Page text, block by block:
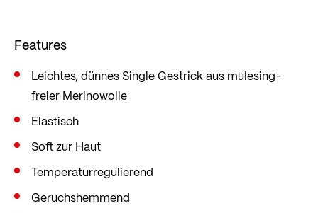
Löffler ausschließlich mulesingfreie Merinowolle.
Dieses Produkt istOEKO-TEX® MADE IN GREEN
zertifiziert.
Die Lieferkette für dieses Produkt kann über den
folgenden Link nachverfolgt werden:
Features
Leichtes, dünnes Single Gestrick aus mulesing-
freier Merinowolle
Elastisch
Soft zur Haut
Temperaturregulierend
Geruchshemmend